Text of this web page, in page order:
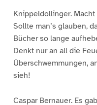
Knippeldollinger.
Sollte man’s glauben,
Bücher so lange
Denkt nur an all die
Überschwemmungen,
sieh!
Caspar Bernauer. Es